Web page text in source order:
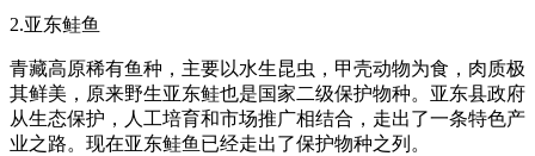
2.亚东鲑鱼
青藏高原稀有鱼种，主要以水生昆虫，甲壳动物为食，肉质极
其鲜美，原来野生亚东鲑也是国家二级保护物种。亚东县政府
从生态保护，人工培育和市场推广相结合，走出了一条特色产
业之路。现在亚东鲑鱼已经走出了保护物种之列。